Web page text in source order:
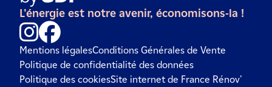
L'énergie est notre avenir, économisons-la !
Mentions légalesConditions Générales de Vente
Politique de confidentialité des données
Politique des cookiesSite internet de France Rénov'